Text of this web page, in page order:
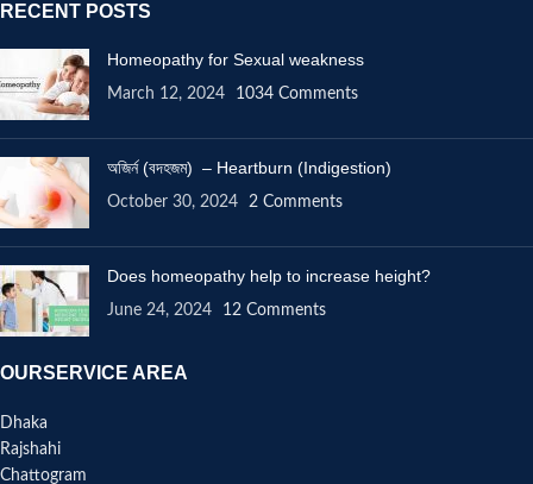
RECENT POSTS
Homeopathy for Sexual weakness
March 12, 2024 1034 Comments
অজির্ন (বদহজম) – Heartburn (Indigestion)
October 30, 2024 2 Comments
Does homeopathy help to increase height?
June 24, 2024 12 Comments
OURSERVICE AREA
Dhaka
Rajshahi
Chattogram